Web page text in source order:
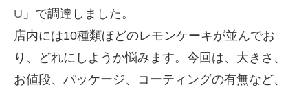
U 」で調達しました。
店内には10種類ほどのレモンケーキが並んでお
り、どれにしようか悩みます。今回は、大きさ、
お値段、パッケージ、コーティングの有無など、